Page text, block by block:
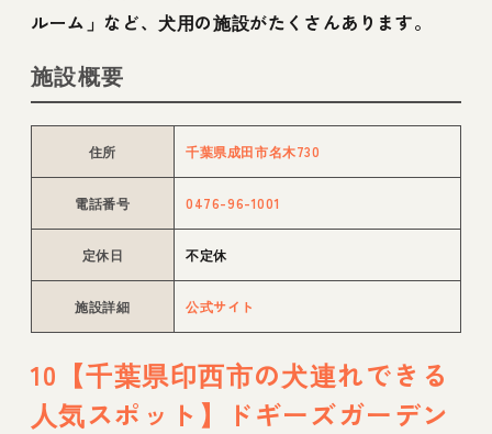
ルーム」など、犬用の施設がたくさんあります。
施設概要
住所 千葉県成田市名木730
電話番号 0476-96-1001
定休日 不定休
施設詳細 公式サイト
10【千葉県印西市の犬連れできる
人気スポット】ドギーズガーデン